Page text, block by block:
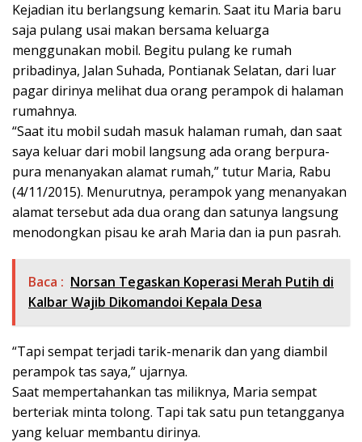
Kejadian itu berlangsung kemarin. Saat itu Maria baru
saja pulang usai makan bersama keluarga
menggunakan mobil. Begitu pulang ke rumah
pribadinya, Jalan Suhada, Pontianak Selatan, dari luar
pagar dirinya melihat dua orang perampok di halaman
rumahnya.
“Saat itu mobil sudah masuk halaman rumah, dan saat
saya keluar dari mobil langsung ada orang berpura-
pura menanyakan alamat rumah,” tutur Maria, Rabu
(4/11/2015). Menurutnya, perampok yang menanyakan
alamat tersebut ada dua orang dan satunya langsung
menodongkan pisau ke arah Maria dan ia pun pasrah.
Baca : Norsan Tegaskan Koperasi Merah Putih di
Kalbar Wajib Dikomandoi Kepala Desa
“Tapi sempat terjadi tarik-menarik dan yang diambil
perampok tas saya,” ujarnya.
Saat mempertahankan tas miliknya, Maria sempat
berteriak minta tolong. Tapi tak satu pun tetangganya
yang keluar membantu dirinya.